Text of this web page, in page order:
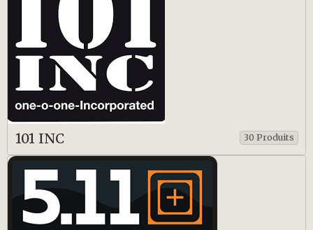
101 INC 30 Produits